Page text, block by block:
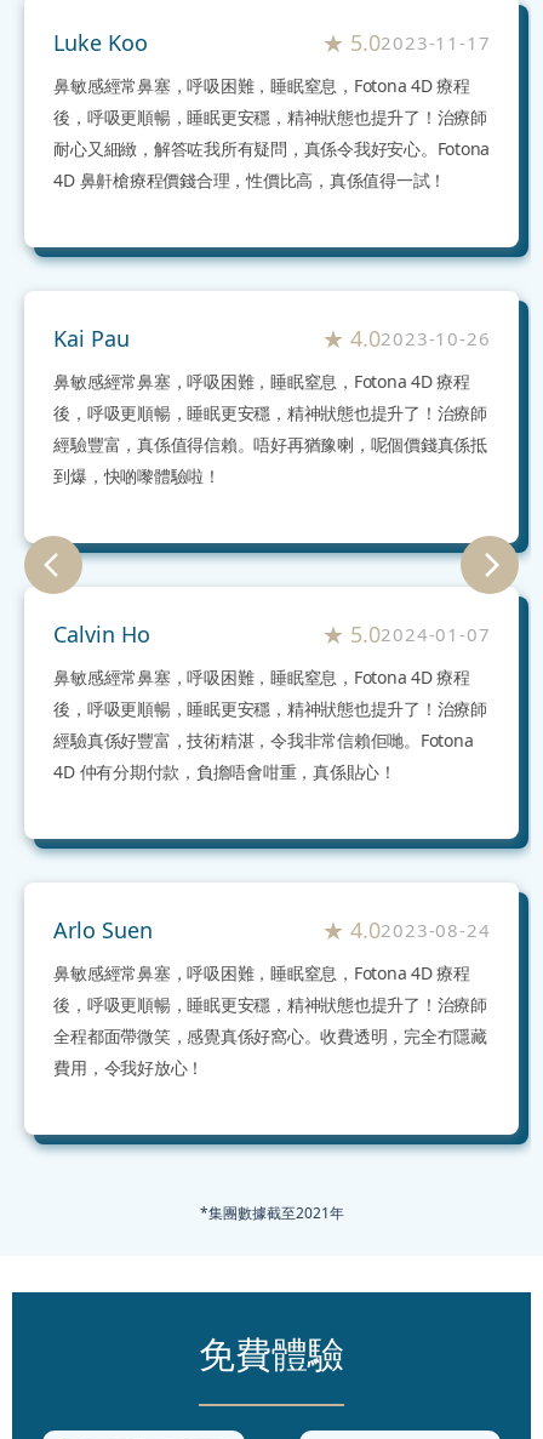
Luke Koo ★ 5.02023-11-17
鼻敏感經常鼻塞，呼吸困難，睡眠窒息，Fotona 4D 療程
後，呼吸更順暢，睡眠更安穩，精神狀態也提升了！治療師
耐心又細緻，解答咗我所有疑問，真係令我好安心。Fotona
4D 鼻鼾槍療程價錢合理，性價比高，真係值得一試！
Kai Pau ★4.02023-10-26
鼻敏感經常鼻塞，呼吸困難，睡眠窒息，Fotona 4D 療程
後，呼吸更順暢，睡眠更安穩，精神狀態也提升了！治療師
經驗豐富，真係值得信賴。唔好再猶豫喇，呢個價錢真係抵
到爆，快啲嚟體驗啦！
Calvin Ho ★ 5.02024-01-07
鼻敏感經常鼻塞，呼吸困難，睡眠窒息，Fotona 4D 療程
後，呼吸更順暢，睡眠更安穩，精神狀態也提升了！治療師
經驗真係好豐富，技術精湛，令我非常信賴佢哋。Fotona
4D 仲有分期付款，負擔唔會咁重，真係貼心！
Arlo Suen ★4.02023-08-24
鼻敏感經常鼻塞，呼吸困難，睡眠窒息，Fotona 4D 療程
後，呼吸更順暢，睡眠更安穩，精神狀態也提升了！治療師
全程都面帶微笑，感覺真係好窩心。收費透明，完全冇隱藏
費用，令我好放心！
*集團數據截至2021年
免費體驗